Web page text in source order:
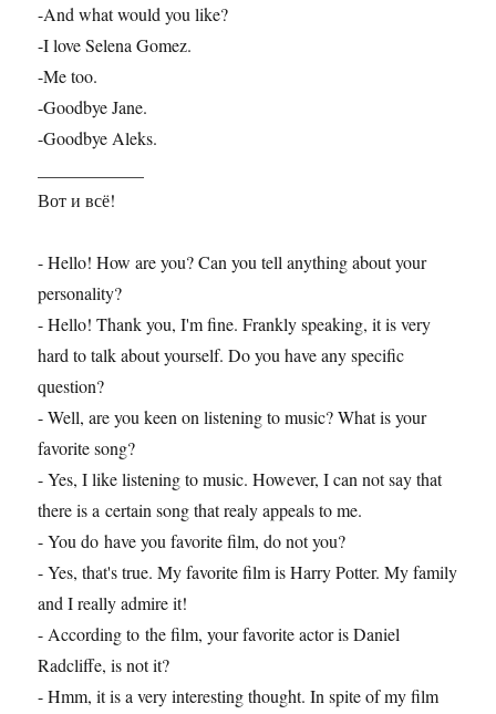
-And what would you like?
-I love Selena Gomez.
-Me too.
-Goodbye Jane.
-Goodbye Aleks.
Вот и всё!
- Hello! How are you? Can you tell anything about your
personality?
- Hello! Thank you, I'm fine. Frankly speaking, it is very
hard to talk about yourself. Do you have any specific
question?
- Well, are you keen on listening to music? What is your
favorite song?
- Yes, I like listening to music. However, I can not say that
there is a certain song that realy appeals to me.
- You do have you favorite film, do not you?
- Yes, that's true. My favorite film is Harry Potter. My family
and I really admire it!
- According to the film, your favorite actor is Daniel
Radcliffe, is not it?
- Hmm, it is a very interesting thought. In spite of my film